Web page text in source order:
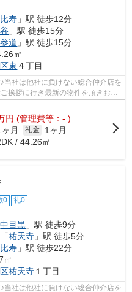
寿 」駅 徒歩12分
」駅 徒歩15分
道 」駅 徒歩15分
㎡
東 ４丁目
当社は他社に負けない総合仲介店を
挨拶に行き最新の物件を頂きお客
円 (管理費等：- )
ヶ月 礼金
1ヶ月
/ 44.26㎡
0 礼0
中目黒 」駅 徒歩9分
「祐天寺 」駅 徒歩5分
寿 」駅 徒歩22分
㎡
祐天寺 １丁目
当社は他社に負けない総合仲介店を